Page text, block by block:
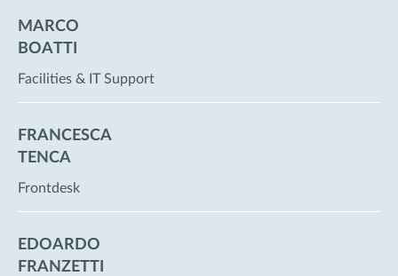
MARCO
BOATTI
Facilities & IT Support
FRANCESCA
TENCA
Frontdesk
EDOARDO
FRANZETTI